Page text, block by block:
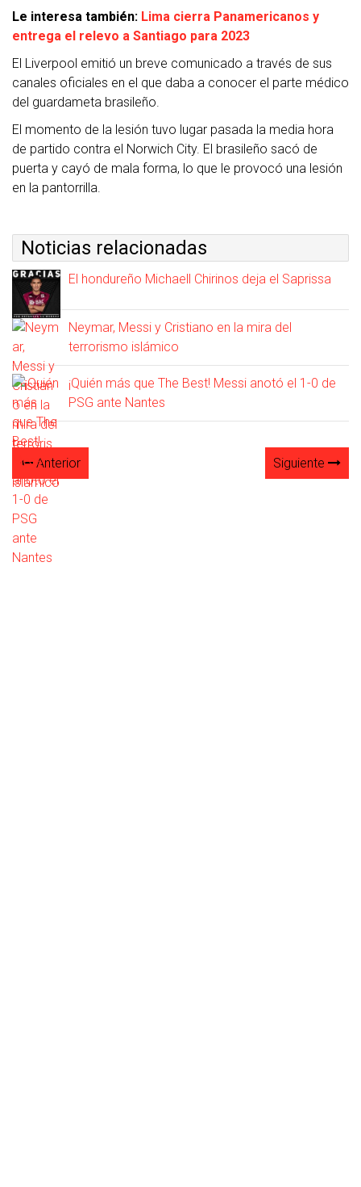
Le interesa también: Lima cierra Panamericanos y
entrega el relevo a Santiago para 2023
El Liverpool emitió un breve comunicado a través de sus
canales oficiales en el que daba a conocer el parte médico
del guardameta brasileño.
El momento de la lesión tuvo lugar pasada la media hora
de partido contra el Norwich City. El brasileño sacó de
puerta y cayó de mala forma, lo que le provocó una lesión
en la pantorrilla.
Noticias relacionadas
El hondureño Michaell Chirinos deja el Saprissa
Neymar, Messi y Cristiano en la mira del
terrorismo islámico
¡Quién más que The Best! Messi anotó el 1-0 de
PSG ante Nantes
Anterior Siguiente